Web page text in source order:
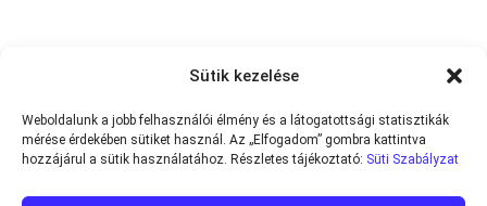
Sütik kezelése
Weboldalunk a jobb felhasználói élmény és a látogatottsági statisztikák
mérése érdekében sütiket használ. Az „Elfogadom” gombra kattintva
hozzájárul a sütik használatához. Részletes tájékoztató: Süti Szabályzat